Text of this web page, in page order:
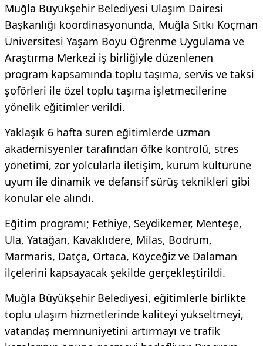
Muğla Büyükşehir Belediyesi Ulaşım Dairesi
Başkanlığı koordinasyonunda, Muğla Sıtkı Koçman
Üniversitesi Yaşam Boyu Öğrenme Uygulama ve
Araştırma Merkezi iş birliğiyle düzenlenen
program kapsamında toplu taşıma, servis ve taksi
şoförleri ile özel toplu taşıma işletmecilerine
yönelik eğitimler verildi.
Yaklaşık 6 hafta süren eğitimlerde uzman
akademisyenler tarafından öfke kontrolü, stres
yönetimi, zor yolcularla iletişim, kurum kültürüne
uyum ile dinamik ve defansif sürüş teknikleri gibi
konular ele alındı.
Eğitim programı; Fethiye, Seydikemer, Menteşe,
Ula, Yatağan, Kavaklıdere, Milas, Bodrum,
Marmaris, Datça, Ortaca, Köyceğiz ve Dalaman
ilçelerini kapsayacak şekilde gerçekleştirildi.
Muğla Büyükşehir Belediyesi, eğitimlerle birlikte
toplu ulaşım hizmetlerinde kaliteyi yükseltmeyi,
vatandaş memnuniyetini artırmayı ve trafik